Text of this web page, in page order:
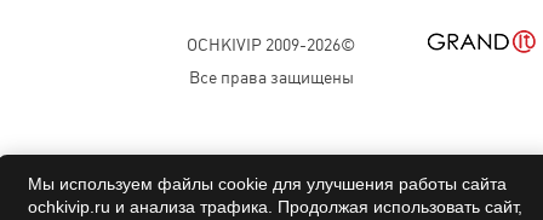
OCHKIVIP 2009-2026©
Все права защищены
Мы используем файлы cookie для улучшения работы сайта
ochkivip.ru и анализа трафика. Продолжая использовать сайт,